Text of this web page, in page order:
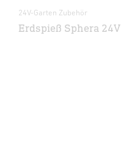
24V-Garten Zubehör
Erdspieß Sphera 24V